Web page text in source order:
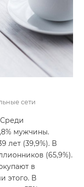
сети
мужчины.
лет (39,9%). В
(65,9%).
в
этого. В